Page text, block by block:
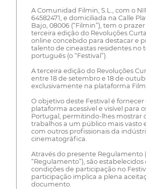
A Comunidad Filmin, S.L., com o
64582471, e domiciliada na Calle
Bajo, 08006 (“Filmin”), tem o
terceira edição do Revoluções
online concebido para destacar e
talento de cineastas residentes no
português (o “Festival”).
A terceira edição do Revoluções
entre 18 de setembro e 18 de
exclusivamente na plataforma
O objetivo deste Festival é fornecer
plataforma acessível e visível para
Portugal, permitindo-lhes mostrar
trabalhos a um público mais vasto
com outros profissionais da
cinematográfica.
Através do presente Regulamento
“Regulamento”), são estabelecidos
condições de participação no
participação implica a plena
documento.